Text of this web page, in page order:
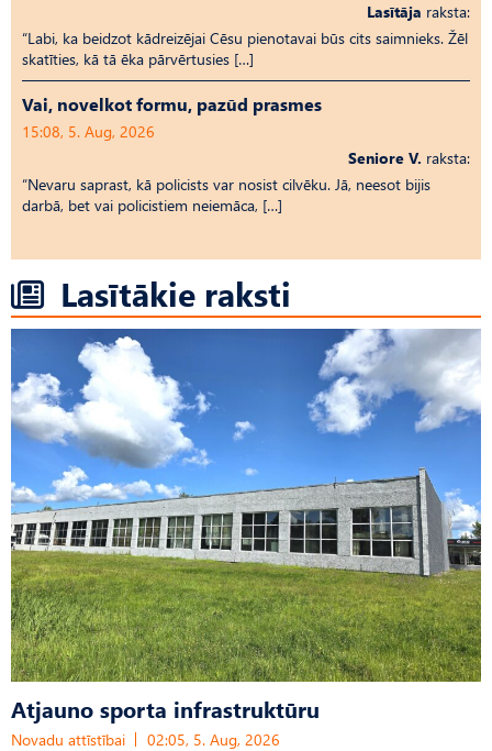
Lasītāja raksta:
“Labi, ka beidzot kādreizējai Cēsu pienotavai būs cits saimnieks. Žēl
skatīties, kā tā ēka pārvērtusies […]
Vai, novelkot formu, pazūd prasmes
15:08, 5. Aug, 2026
Seniore V. raksta:
“Nevaru saprast, kā policists var nosist cilvēku. Jā, neesot bijis
darbā, bet vai policistiem neiemāca, […]
Lasītākie raksti
Atjauno sporta infrastruktūru
Novadu attīstībai 02:05, 5. Aug, 2026